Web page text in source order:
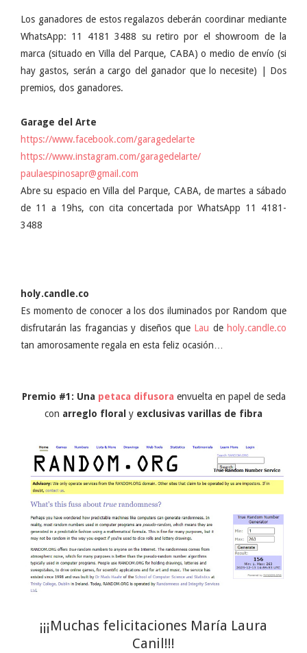
Los ganadores de estos regalazos deberán coordinar mediante
WhatsApp: 11 4181 3488 su retiro por el showroom de la
marca (situado en Villa del Parque, CABA) o medio de envío (si
hay gastos, serán a cargo del ganador que lo necesite) | Dos
premios, dos ganadores.
Garage del Arte
https://www.facebook.com/garagedelarte
https://www.instagram.com/garagedelarte/
paulaespinosapr@gmail.com
Abre su espacio en Villa del Parque, CABA, de martes a sábado
de 11 a 19hs, con cita concertada por WhatsApp 11 4181-
3488
holy.candle.co
Es momento de conocer a los dos iluminados por Random que
disfrutarán las fragancias y diseños que Lau de holy.candle.co
tan amorosamente regala en esta feliz ocasión…
Premio #1: Una petaca difusora envuelta en papel de seda
con arreglo floral y exclusivas varillas de fibra
¡¡¡Muchas felicitaciones María Laura
Canil!!!